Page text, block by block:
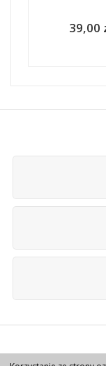
39,00